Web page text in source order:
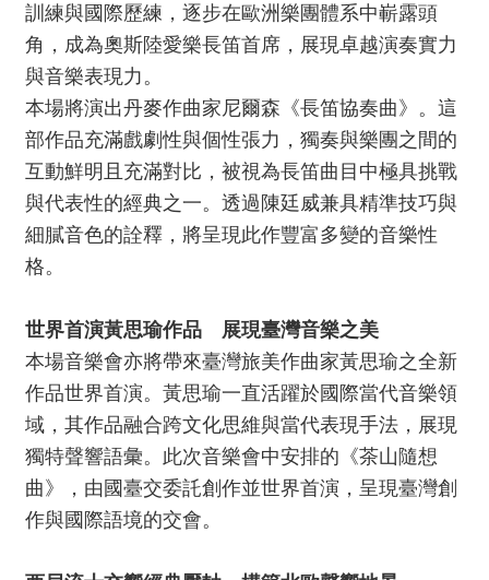
便
民
服
務
資
訊
公
開
隱
宣
告
資
訊
安
全
網
資
訓練與國際歷練，逐步在歐洲樂團體系中嶄露頭
角，成為奧斯陸愛樂長笛首席，展現卓越演奏實力
與音樂表現力。
本場將演出丹麥作曲家尼爾森《長笛協奏曲》。這
部作品充滿戲劇性與個性張力，獨奏與樂團之間的
互動鮮明且充滿對比，被視為長笛曲目中極具挑戰
與代表性的經典之一。透過陳廷威兼具精準技巧與
細膩音色的詮釋，將呈現此作豐富多變的音樂性
格。
世界首演黃思瑜作品 展現臺灣音樂之美
本場音樂會亦將帶來臺灣旅美作曲家黃思瑜之全新
作品世界首演。黃思瑜一直活躍於國際當代音樂領
域，其作品融合跨文化思維與當代表現手法，展現
獨特聲響語彙。此次音樂會中安排的《茶山隨想
曲》，由國臺交委託創作並世界首演，呈現臺灣創
作與國際語境的交會。